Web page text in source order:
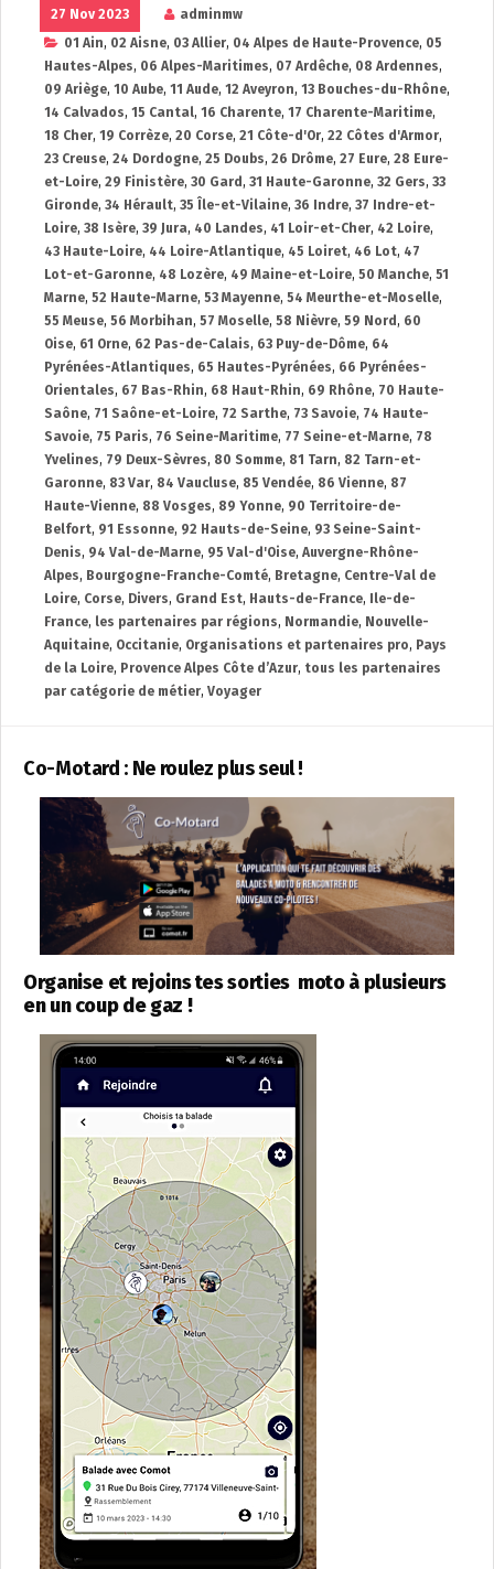
27 Nov 2023
adminmw
01 Ain, 02 Aisne, 03 Allier, 04 Alpes de Haute-Provence, 05
Hautes-Alpes, 06 Alpes-Maritimes, 07 Ardêche, 08 Ardennes,
09 Ariège, 10 Aube, 11 Aude, 12 Aveyron, 13 Bouches-du-Rhône,
14 Calvados, 15 Cantal, 16 Charente, 17 Charente-Maritime,
18 Cher, 19 Corrèze, 20 Corse, 21 Côte-d'Or, 22 Côtes d'Armor,
23 Creuse, 24 Dordogne, 25 Doubs, 26 Drôme, 27 Eure, 28 Eure-
et-Loire, 29 Finistère, 30 Gard , 31 Haute-Garonne, 32 Gers, 33
Gironde, 34 Hérault, 35 Île-et-Vilaine, 36 Indre, 37 Indre-et-
Loire, 38 Isère, 39 Jura, 40 Landes, 41 Loir-et-Cher, 42 Loire,
43 Haute-Loire, 44 Loire-Atlantique, 45 Loiret, 46 Lot, 47
Lot-et-Garonne, 48 Lozère, 49 Maine-et-Loire, 50 Manche, 51
Marne, 52 Haute-Marne, 53 Mayenne, 54 Meurthe-et-Moselle,
55 Meuse, 56 Morbihan, 57 Moselle, 58 Nièvre, 59 Nord , 60
Oise, 61 Orne, 62 Pas-de-Calais, 63 Puy-de-Dôme, 64
Pyrénées-Atlantiques, 65 Hautes-Pyrénées, 66 Pyrénées-
Orientales, 67 Bas-Rhin, 68 Haut-Rhin, 69 Rhône, 70 Haute-
Saône, 71 Saône-et-Loire, 72 Sarthe, 73 Savoie, 74 Haute-
Savoie, 75 Paris, 76 Seine-Maritime, 77 Seine-et-Marne, 78
Yvelines, 79 Deux-Sèvres, 80 Somme, 81 Tarn, 82 Tarn-et-
Garonne, 83 Var, 84 Vaucluse, 85 Vendée, 86 Vienne, 87
Haute-Vienne, 88 Vosges, 89 Yonne, 90 Territoire-de-
Belfort, 91 Essonne, 92 Hauts-de-Seine, 93 Seine-Saint-
Denis, 94 Val-de-Marne, 95 Val-d'Oise, Auvergne-Rhône-
Alpes, Bourgogne-Franche-Comté, Bretagne, Centre-Val de
Loire, Corse, Divers, Grand Est, Hauts-de-France,
Ile-de-
France, les partenaires par régions, Normandie, Nouvelle-
Aquitaine, Occitanie, Organisations et partenaires pro, Pays
de la Loire, Provence Alpes Côte d’Azur, tous les partenaires
par catégorie de métier, Voyager
Co-Motard : Ne roulez plus seul !
Organise et rejoins tes sorties moto à plusieurs
en un coup de gaz !